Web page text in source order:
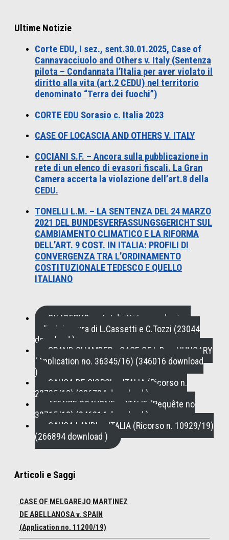
Ultime Notizie
Corte EDU, I sez., sent.30.01.2025, Case of
Cannavacciuolo and Others v. Italy (Sentenza
pilota – Condannata l’Italia per aver violato il
diritto alla vita (art.2 CEDU) nel territorio
denominato “Terra dei fuochi”)
CORTE EDU Sorasio c. Italia 2023
CASE OF LOCASCIA AND OTHERS V. ITALY
COCIANI S.F. – Ancora sulla pubblicazione in
rete di un elenco di evasori fiscali. La Gran
Camera accerta la violazione dell’art.8 della
CEDU.
TONELLI L.M. – LA SENTENZA DEL 24 MARZO
2021 DEL BUNDESVERFASSUNGSGERICHT SUL
CAMBIAMENTO CLIMATICO E LA RIFORMA
DELL’ART. 9 COST. IN ITALIA: PROFILI DI
CONVERGENZA TRA L’ORDINAMENTO
COSTITUZIONALE TEDESCO E QUELLO
ITALIANO
QUADERNO n. 4 , I diritti tra pandemia e
policrisi a cura di L.Cassetti e C.Tozzi (23044
download )
GRAND CHAMBER - CASE OF L.B. v. HUNGARY
(Application no. 36345/16) (346016 download
)
CAUSA DE GIORGI c. ITALIA (Ricorso n.
23735/19) (296724 download )
AFFAIRE SCAVONE c. ITALIE (Requête no
32715/19) (346914 download )
CAUSA LANDI c. ITALIA (Ricorso n. 10929/19)
(266894 download )
Articoli e Saggi
CASE OF MELGAREJO MARTINEZ
DE ABELLANOSA v. SPAIN
(Application no. 11200/19)